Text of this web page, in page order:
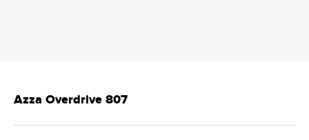
Azza Overdrive 807